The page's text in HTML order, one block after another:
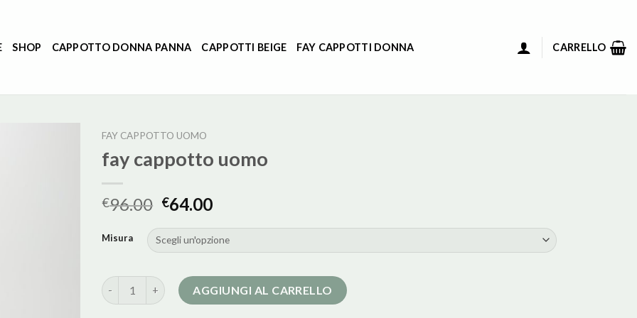
SHOP CAPPOTTO DONNA PANNA CAPPOTTI BEIGE FAY CAPPOTTI DONNA CARRELLO
FAY CAPPOTTO UOMO
fay cappotto uomo
€96.00 €64.00
Misura
fay cappotto uomo quantitàAGGIUNGI AL CARRELLO